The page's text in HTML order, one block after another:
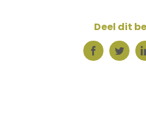
Deel dit
Facebook